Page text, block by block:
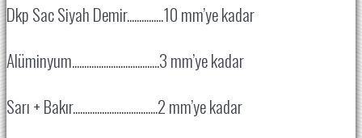
Dkp Sac Siyah Demir...............10 mm’ye kadar
Alüminyum....................................3 mm’ye kadar
Sarı + Bakır...................................2 mm’ye kadar